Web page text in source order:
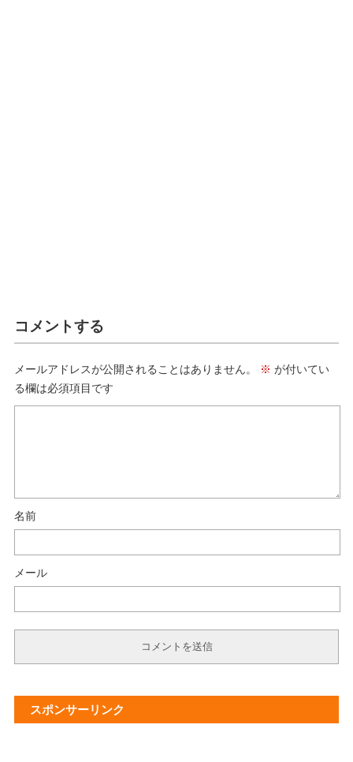
コメントする
メールアドレスが公開されることはありません。 ※ が付いてい
る欄は必須項目です
名前
メール
スポンサーリンク